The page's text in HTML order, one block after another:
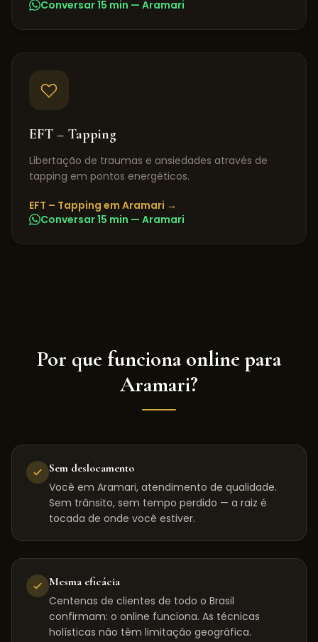
Conversar 15 min — Aramari
EFT – Tapping
Libertação de traumas e ansiedades através de
tapping em pontos energéticos.
EFT – Tapping em Aramari →
Conversar 15 min — Aramari
Por que funciona online para
Aramari?
Sem deslocamento
Você em Aramari, atendimento de qualidade.
Sem trânsito, sem tempo perdido — a raiz é
tocada de onde você estiver.
Mesma eficácia
Centenas de clientes de todo o Brasil
confirmam: o online funciona. As técnicas
holísticas não têm limitação geográfica.